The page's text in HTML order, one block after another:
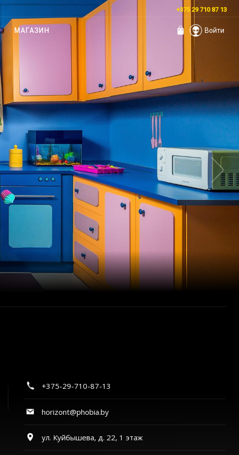
+375 29 710 87 13
МАГАЗИН Войти
+375-29-710-87-13
horizont@phobia.by
ул. Куйбышева, д. 22, 1 этаж